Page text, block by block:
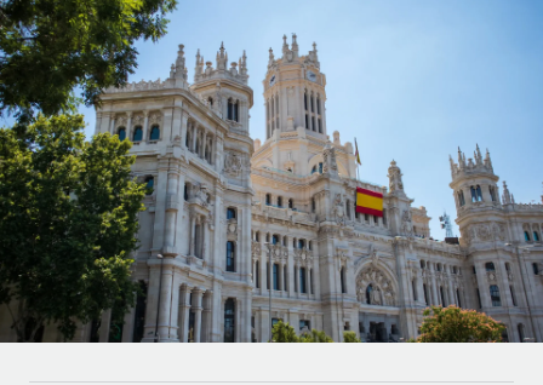
Gestion des freelances
Intégrez et gérez vos freelances partout dans le monde
PEO
Sous-traitez les opérations complexes liées à l’emploi
INFRASTRUCTURE
Intégration Remote
Intégrez vos RH aux flux de travail en toute simplicité
Plateforme
Des fonctions RH clés intégrées pour votre équipe
Comparer Remote
Examinez notre service par rapport aux autres
CROISSANCE
Start-ups
Des solutions agiles et internationales pour les RH et la
paie des entreprises en pleine croissance
Entreprises intermédiaires
Développez vos équipes avec des solutions RH sur
mesure
Entreprise
pays
Calculateur de paiement des freelances
Découvrez les devises disponibles et les vitesses de
paiement pour vos freelances internationaux
APPRENDRE AVEC REMOTE
Recherche et guides
Études de cas
Nederlands
Français
Deutsch
Español
Italiano
Português (Portugal)
Connexion